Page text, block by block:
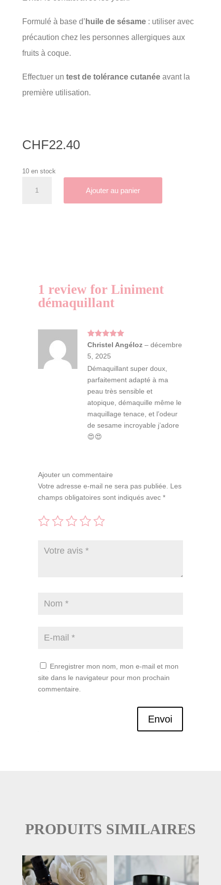
Formulé à base d’ huile de sésame: utiliser avec
précaution chez les personnes allergiques aux
fruits à coque.
Effectuer un test de tolérance cutanéeavant la
première utilisation.
CHF22.40
10 en stock
Ajouter au panier
v
1 review for Liniment
démaquillant
Note5sur
Christel Angéloz – décembre
5, 2025
Démaquillant super doux,
parfaitement adapté à ma
peau très sensible et
atopique, démaquille même le
maquillage tenace, et l’odeur
de sesame incroyable j’adore
😍😍
Ajouter un commentaire
Votre adresse e-mail ne sera pas publiée.
Les
champs obligatoires sont indiqués avec *
Enregistrer mon nom, mon e-mail et mon
site dans le navigateur pour mon prochain
commentaire.
Envoi
PRODUITS SIMILAIRES